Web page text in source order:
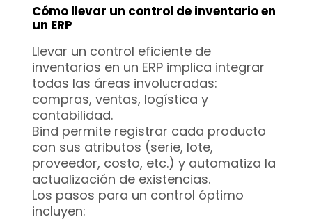
Cómo llevar un control de inventario en
un ERP
Llevar un control eficiente de
inventarios en un ERP implica integrar
todas las áreas involucradas:
compras, ventas, logística y
contabilidad.
Bind permite registrar cada producto
con sus atributos (serie, lote,
proveedor, costo, etc.) y automatiza la
actualización de existencias.
Los pasos para un control óptimo
incluyen: